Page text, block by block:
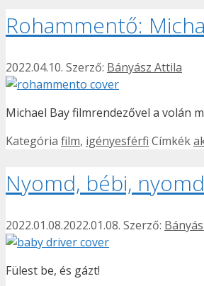
Rohammentő:
2022.04.10. Szerző: Bányász Attila
Michael Bay filmrendezővel a volán
Kategória film, igényesférfi Címkék
Nyomd, bébi,
2022.01.08.2022.01.08. Szerző:
Fülest be, és gázt!